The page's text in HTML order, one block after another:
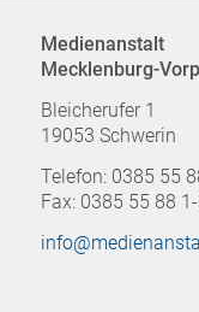
Medienanstalt
Mecklenburg-
Bleicherufer 1
19053 Schwerin
Telefon: 0385 55
Fax: 0385 55 88